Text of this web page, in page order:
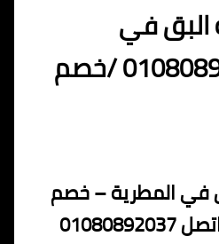
في
المطرية 01080892037 /خصم
في المطرية – خصم